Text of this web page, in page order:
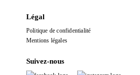
Légal
Politique de confidentialité
Mentions légales
Suivez-nous